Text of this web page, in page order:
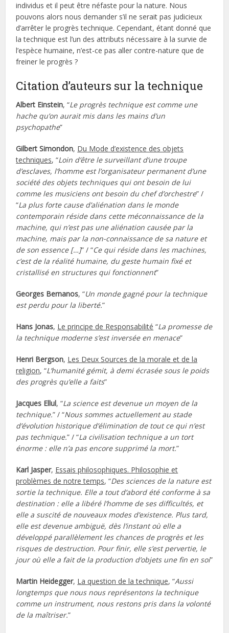
individus et il peut être néfaste pour la nature. Nous
pouvons alors nous demander s’il ne serait pas judicieux
d’arrêter le progrès technique. Cependant, étant donné que
la technique est l’un des attributs nécessaire à la survie de
l’espèce humaine, n’est-ce pas aller contre-nature que de
freiner le progrès ?
Citation d’auteurs sur la technique
Albert Einstein, “Le progrès technique est comme une
hache qu’on aurait mis dans les mains d’un
psychopathe”
Gilbert Simondon, Du Mode d’existence des objets
techniques, “Loin d’être le surveillant d’une troupe
d’esclaves, l’homme est l’organisateur permanent d’une
société des objets techniques qui ont besoin de lui
comme les musiciens ont besoin du chef d’orchestre” /
“La plus forte cause d’aliénation dans le monde
contemporain réside dans cette méconnaissance de la
machine, qui n’est pas une aliénation causée par la
machine, mais par la non-connaissance de sa nature et
de son essence […]” / “Ce qui réside dans les machines,
c’est de la réalité humaine, du geste humain fixé et
cristallisé en structures qui fonctionnent”
Georges Bernanos, “Un monde gagné pour la technique
est perdu pour la liberté.”
Hans Jonas, Le principe de Responsabilité “La promesse de
la technique moderne s’est inversée en menace”
Henri Bergson, Les Deux Sources de la morale et de la
religion, “L’humanité gémit, à demi écrasée sous le poids
des progrès qu’elle a faits”
Jacques Ellul, “La science est devenue un moyen de la
technique.” / “Nous sommes actuellement au stade
d’évolution historique d’élimination de tout ce qui n’est
pas technique.” / “La civilisation technique a un tort
énorme : elle n’a pas encore supprimé la mort.”
Karl Jasper, Essais philosophiques. Philosophie et
problèmes de notre temps, “Des sciences de la nature est
sortie la technique. Elle a tout d’abord été conforme à sa
destination : elle a libéré l’homme de ses difficultés, et
elle a suscité de nouveaux modes d’existence. Plus tard,
elle est devenue ambiguë, dès l’instant où elle a
développé parallèlement les chances de progrès et les
risques de destruction. Pour finir, elle s’est pervertie, le
jour où elle a fait de la production d’objets une fin en soi”
Martin Heidegger, La question de la technique, “Aussi
longtemps que nous nous représentons la technique
comme un instrument, nous restons pris dans la volonté
de la maîtriser.”